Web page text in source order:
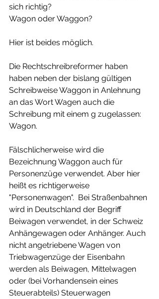
sich richtig?
Wagon oder Waggon?
Hier ist beides möglich.
Die Rechtschreibreformer haben
haben neben der bislang gültigen
Schreibweise Waggon in Anlehnung
an das Wort Wagen auch die
Schreibung mit einem g zugelassen:
Wagon.
Fälschlicherweise wird die
Bezeichnung Waggon auch für
Personenzüge verwendet. Aber hier
heißt es richtigerweise
"Personenwagen".  Bei Straßenbahnen
wird in Deutschland der Begriff
Beiwagen verwendet, in der Schweiz
Anhängewagen oder Anhänger. Auch
nicht angetriebene Wagen von
Triebwagenzüge der Eisenbahn
werden als Beiwagen, Mittelwagen
oder (bei Vorhandensein eines
Steuerabteils) Steuerwagen